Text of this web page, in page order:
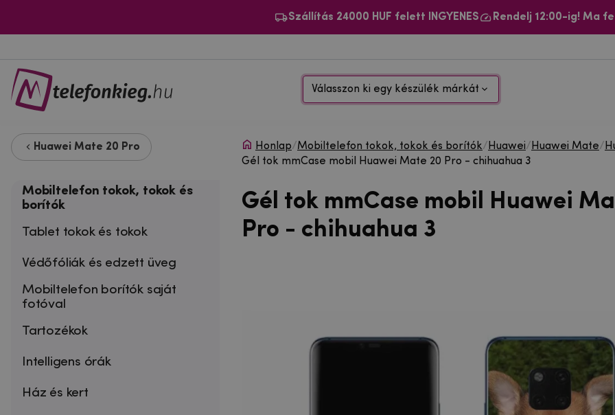
Szállítás 24000 HUF felett INGYENES Rendelj 12:00-ig! Ma
Válasszon ki egy készülék márkát
Huawei Mate 20 Pro
Mobiltelefon tokok, tokok és
borítók
Tablet tokok és tokok
Védőfóliák és edzett üveg
Mobiltelefon borítók saját
fotóval
Tartozékok
Intelligens órák
Ház és kert
Honlap/Mobiltelefon tokok, tokok és borítók/ Huawei/ Huawei Mate/
Gél tok mmCase mobil Huawei Mate 20 Pro - chihuahua 3
Gél tok mmCase mobil Huawei
Pro - chihuahua 3